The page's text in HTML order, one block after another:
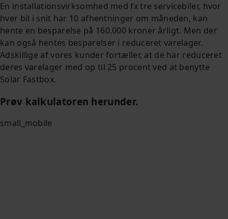
En installationsvirksomhed med fx tre servicebiler, hvor
hver bil i snit har 10 afhentninger om måneden, kan
hente en besparelse på 160.000 kroner årligt. Men der
kan også hentes besparelser i reduceret varelager.
Adskillige af vores kunder fortæller, at de har reduceret
deres varelager med op til 25 procent ved at benytte
Solar Fastbox.
Prøv kalkulatoren herunder.